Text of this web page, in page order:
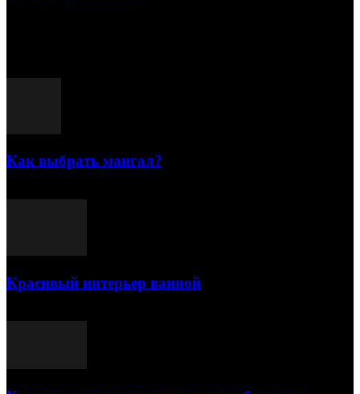
Как выбрать мангал?
Красивый интерьер ванной